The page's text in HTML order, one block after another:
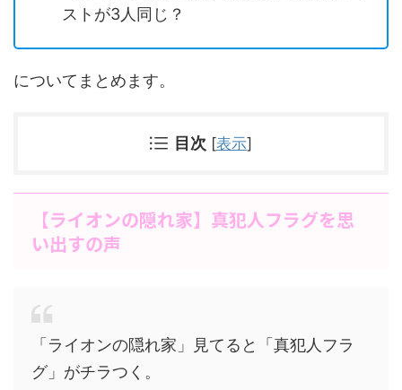
ストが3人同じ？
についてまとめます。
目次 [表示]
【ライオンの隠れ家】真犯人フラグを思
い出すの声
「ライオンの隠れ家」見てると「真犯人フラ
グ」がチラつく。